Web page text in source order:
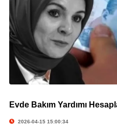
© Evde
Evde Bakım Yardımı
2026-04-15 15:00:34